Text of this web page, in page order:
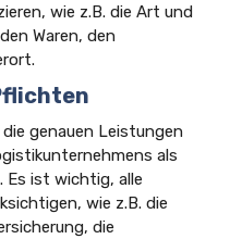
wie z.B. die Art und
Waren, den
genauen Leistungen
als
Es ist wichtig, alle
wie z.B. die
die